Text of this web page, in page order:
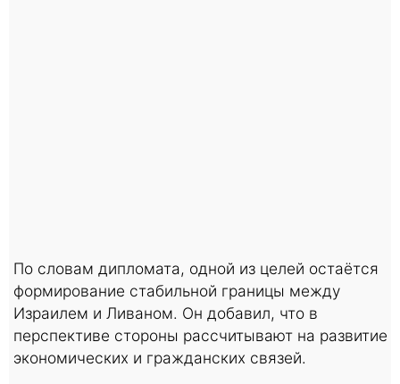
По словам дипломата, одной из целей остаётся
формирование стабильной границы между
Израилем и Ливаном. Он добавил, что в
перспективе стороны рассчитывают на развитие
экономических и гражданских связей.